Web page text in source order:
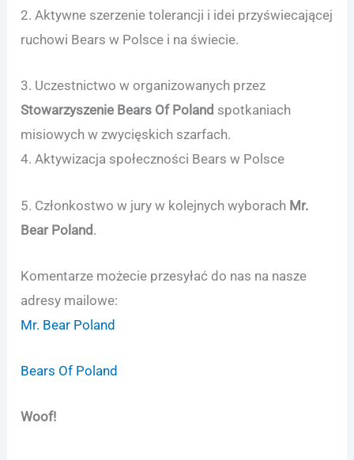
2. Aktywne szerzenie tolerancji i idei przyświecającej
ruchowi Bears w Polsce i na świecie.
3. Uczestnictwo w organizowanych przez
Stowarzyszenie Bears Of Poland spotkaniach
misiowych w zwycięskich szarfach.
4. Aktywizacja społeczności Bears w Polsce
5. Członkostwo w jury w kolejnych wyborach Mr.
Bear Poland.
Komentarze możecie przesyłać do nas na nasze
adresy mailowe:
Mr. Bear Poland
Bears Of Poland
Woof!